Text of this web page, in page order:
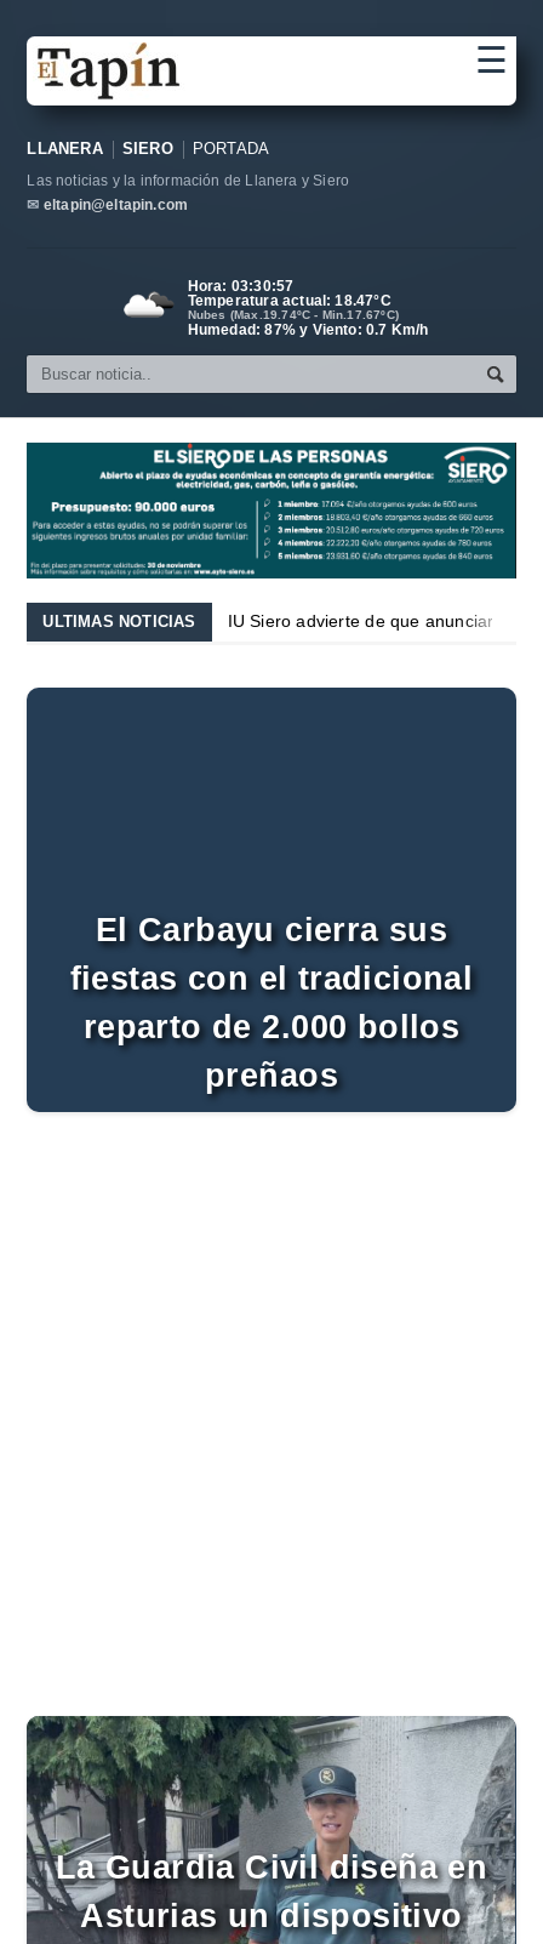
Sociedad
Política
Cultura
Carta al director
☰
LLANERA SIERO PORTADA
Las noticias y la información de Llanera y Siero
✉ eltapin@eltapin.com
Hora: 03:30:58
Temperatura actual:18.47°C
Nubes (Max.19.74ºC - Min.17.67ºC)
Humedad: 87% y Viento: 0.7 Km/h
ULTIMAS NOTICIAS
IU Siero advierte de que anunciar un
IU Siero advierte de que anunciar un
El Club Baloncesto Siero organizará
VOX Siero exige al Gobierno municipal
Iniciados los trabajos de instalación de
Los Meandros del Nora
El Carbayu cierra sus
fiestas con el tradicional
reparto de 2.000 bollos
preñaos
La Guardia Civil diseña en
Asturias un dispositivo